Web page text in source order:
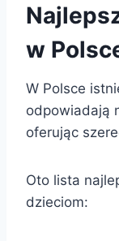
w
W Polsce
odpowiadają
oferując
Oto lista
dzieciom: